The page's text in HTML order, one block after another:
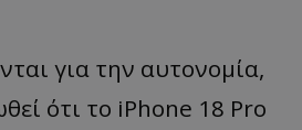
για την αυτονομία,
ότι το iPhone 18 Pro